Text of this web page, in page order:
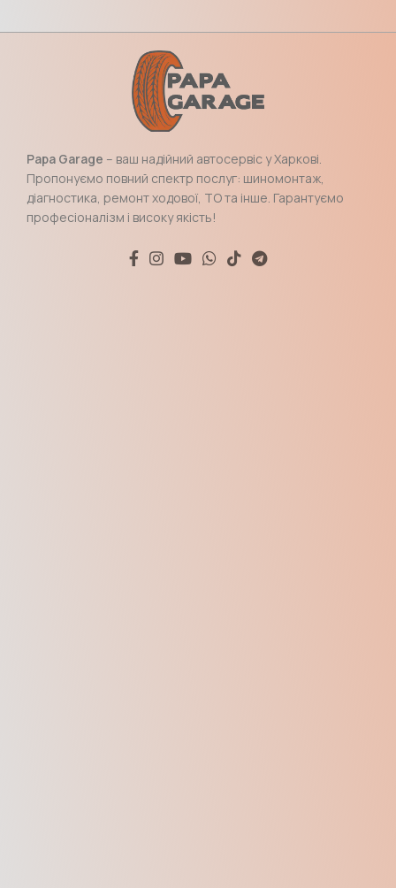
Papa Garage – ваш надійний автосервіс у Харкові.
Пропонуємо повний спектр послуг: шиномонтаж,
діагностика, ремонт ходової, ТО та інше. Гарантуємо
професіоналізм і високу якість!